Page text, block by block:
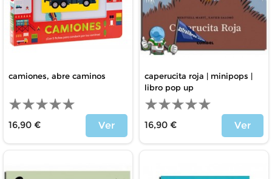
camiones, abre caminos
16,90 €
Ver
caperucita roja | minipops |
libro pop up
16,90 €
Ver